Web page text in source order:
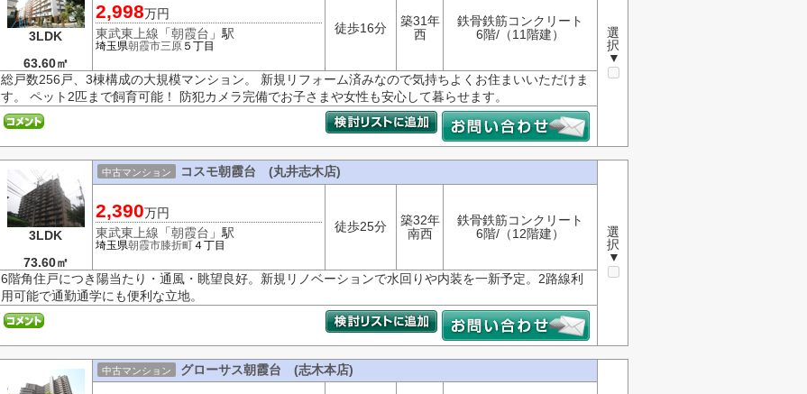
3LDK
63.60㎡
選
択
▼
2,998万円
東武東上線 「朝霞台 」駅
埼玉県朝霞市三原 ５丁目
徒歩16分
築31年
西
鉄骨鉄筋コンクリート
6階/（11階建）
総戸数256戸、3棟構成の大規模マンション。 新規リフォーム済みなので気持ちよくお住まいいただけま
す。 ペット2匹まで飼育可能！ 防犯カメラ完備でお子さまや女性も安心して暮らせます。
3LDK
73.60㎡
中古マンション コスモ朝霞台 (丸井志木店)
選
択
▼
2,390万円
東武東上線 「朝霞台 」駅
埼玉県朝霞市膝折町４丁目
徒歩25分
築32年
南西
鉄骨鉄筋コンクリート
6階/（12階建）
6階角住戸につき陽当たり・通風・眺望良好。新規リノベーションで水回りや内装を一新予定。2路線利
用可能で通勤通学にも便利な立地。
中古マンション グローサス朝霞台 (志木本店)